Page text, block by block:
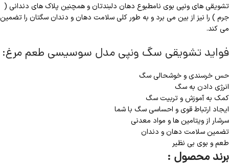
تشویقی های ونپی بوی نامطبوع دهان دلبندتان و همچنین پلاک های دندانی (
جرم ) را نیز از بین می برد و به طور کلی سلامت دهان و دندان سگتان را تضمین
می کند.
فواید تشویقی سگ ونپی مدل سوسیسی طعم مرغ:
حس خرسندی و خوشحالی سگ
انرژی دادن به سگ
کمک به آموزش و تربیت سگ
ایجاد ارتباط قوی و احساسی سگ با شما
سرشار از ویتامین ها و مواد معدنی
تضمین سلامت دهان و دندان
طعم و بوی بی نظیر
برند محصول :